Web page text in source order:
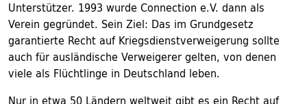
Unterstützer. 1993 wurde Connection e.V. dann als
Verein gegründet. Sein Ziel: Das im Grundgesetz
garantierte Recht auf Kriegsdienstverweigerung sollte
auch für ausländische Verweigerer gelten, von denen
viele als Flüchtlinge in Deutschland leben.